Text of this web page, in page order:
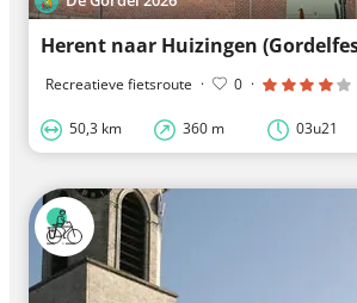
Herent naar Huizingen
Recreatieve fietsroute · 0 ·
50,3 km 360 m 03u21